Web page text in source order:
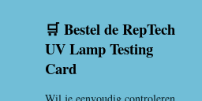
🛒 Bestel de RepTech
UV Lamp Testing
Card
Wil je eenvoudig controleren